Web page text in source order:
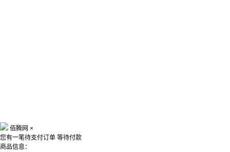
佰腾网 ×
您有一笔待支付订单 等待付款
商品信息：